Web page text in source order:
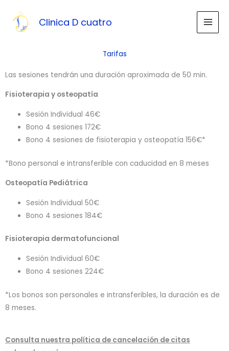
contenido
Clinica D cuatro
Tarifas
Las sesiones tendrán una duración aproximada de 50 min.
Fisioterapia y osteopatía
Sesión Individual 46€
Bono 4 sesiones 172€
Bono 4 sesiones de fisioterapia y osteopatía 156€*
*Bono personal e intransferible con caducidad en 8 meses
Osteopatía Pediátrica
Sesión Individual 50€
Bono 4 sesiones 184€
Fisioterapia dermatofuncional
Sesión Individual 60€
Bono 4 sesiones 224€
*Los bonos son personales e intransferibles, la duración es de
8 meses.
Consulta nuestra política de cancelación de citas